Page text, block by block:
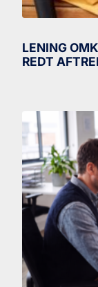
LENING
REDT